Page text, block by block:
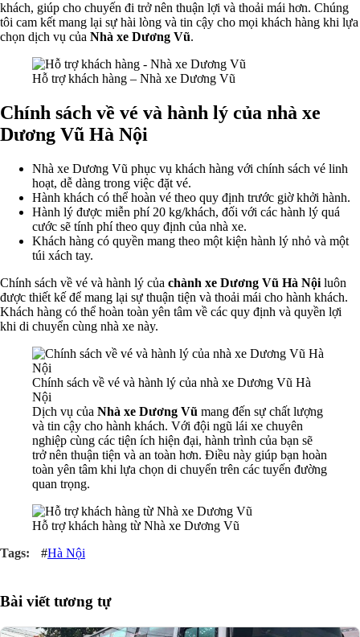
khách, giúp cho chuyến đi trở nên thuận lợi và thoải mái hơn. Chúng
tôi cam kết mang lại sự hài lòng và tin cậy cho mọi khách hàng khi lựa
chọn dịch vụ của Nhà xe Dương Vũ.
Hỗ trợ khách hàng – Nhà xe Dương Vũ
Chính sách về vé và hành lý của nhà xe
Dương Vũ Hà Nội
Nhà xe Dương Vũ phục vụ khách hàng với chính sách vé linh
hoạt, dễ dàng trong việc đặt vé.
Hành khách có thể hoàn vé theo quy định trước giờ khởi hành.
Hành lý được miễn phí 20 kg/khách, đối với các hành lý quá
cước sẽ tính phí theo quy định của nhà xe.
Khách hàng có quyền mang theo một kiện hành lý nhỏ và một
túi xách tay.
Chính sách về vé và hành lý của chành xe Dương Vũ Hà Nội luôn
được thiết kế để mang lại sự thuận tiện và thoải mái cho hành khách.
Khách hàng có thể hoàn toàn yên tâm về các quy định và quyền lợi
khi di chuyển cùng nhà xe này.
Chính sách về vé và hành lý của nhà xe Dương Vũ Hà
Nội
Dịch vụ của Nhà xe Dương Vũ mang đến sự chất lượng
và tin cậy cho hành khách. Với đội ngũ lái xe chuyên
nghiệp cùng các tiện ích hiện đại, hành trình của bạn sẽ
trở nên thuận tiện và an toàn hơn. Điều này giúp bạn hoàn
toàn yên tâm khi lựa chọn di chuyển trên các tuyến đường
quan trọng.
Hỗ trợ khách hàng từ Nhà xe Dương Vũ
#Hà Nội
Bài viết tương tự